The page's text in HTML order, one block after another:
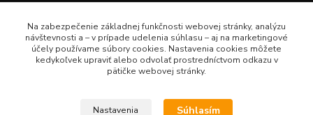
0948 236 042
info@margaretkashop.sk
Na zabezpečenie základnej funkčnosti webovej stránky, analýzu
návštevnosti a – v prípade udelenia súhlasu – aj na marketingové
účely používame súbory cookies. Nastavenia cookies môžete
kedykoľvek upraviť alebo odvolať prostredníctvom odkazu v
pätičke webovej stránky.
Nastavenia Súhlasím